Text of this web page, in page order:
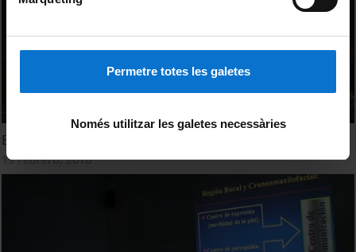
Permetre totes les galetes
Només utilitzar les galetes necessàries
El Rostro Humano identidad y parecido. Alfons Puigarnau
19 Febrero, 2016